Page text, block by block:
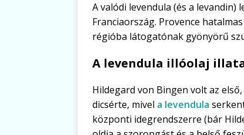
A valódi levendula (és a
Franciaország. Provence
régióba látogatónak gyönyörű
A levendula illóolaj
Hildegard von Bingen volt az
dicsérte, mivel a levendula
központi idegrendszerre (bár